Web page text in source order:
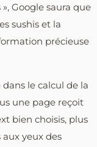
Google saura que
sushis et la
précieuse
le calcul de la
une page reçoit
bien choisis, plus
yeux des